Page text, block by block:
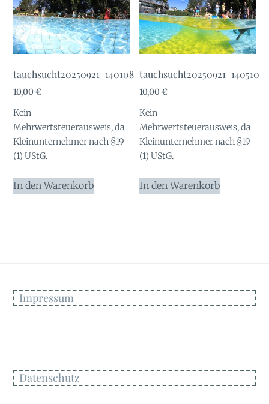
tauchsucht20250921_140108
10,00€
Kein
Mehrwertsteuerausweis, da
Kleinunternehmer nach §19
(1) UStG.
In den Warenkorb
tauchsucht20250921_140510
10,00€
Kein
Mehrwertsteuerausweis, da
Kleinunternehmer nach §19
(1) UStG.
In den Warenkorb
Impressum
Datenschutz